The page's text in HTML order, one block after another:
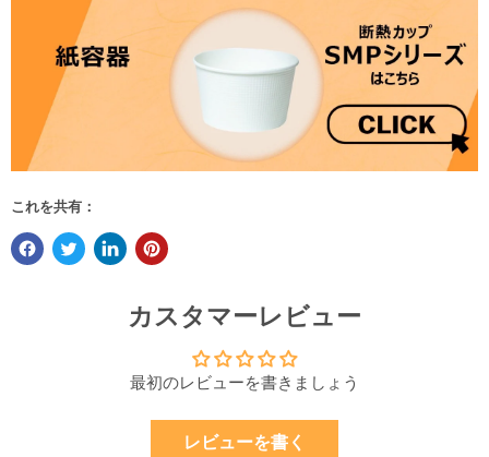
これを共有：
カスタマーレビュー
最初のレビューを書きましょう
レビューを書く